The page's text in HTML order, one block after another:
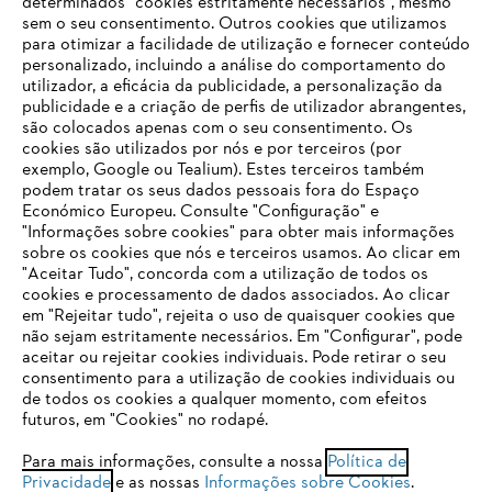
Empresa
FAQs Loja Online
Contacto
Condições gerais de venda Proteção de Dados
O SEU NAVEGADOR NÃO SUPORTA
ESTE WEBSITE
Está utilizar um navegador que ainda não suportamos. Para
obter o melhor uso de nosso site, recomendamos que altere
para um dos seguintes navegadores:
sem o seu consentimento. Outros cookies que utilizamos
para otimizar a facilidade de utilização e fornecer conteúdo
personalizado, incluindo a análise do comportamento do
utilizador, a eficácia da publicidade, a personalização da
publicidade e a criação de perfis de utilizador abrangentes,
são colocados apenas com o seu consentimento. Os
cookies são utilizados por nós e por terceiros (por
exemplo, Google ou Tealium). Estes terceiros também
podem tratar os seus dados pessoais fora do Espaço
Económico Europeu. Consulte "Configuração" e
"Informações sobre cookies" para obter mais informações
sobre os cookies que nós e terceiros usamos. Ao clicar em
"Aceitar Tudo", concorda com a utilização de todos os
cookies e processamento de dados associados. Ao clicar
em "Rejeitar tudo", rejeita o uso de quaisquer cookies que
não sejam estritamente necessários. Em "Configurar", pode
aceitar ou rejeitar cookies individuais. Pode retirar o seu
consentimento para a utilização de cookies individuais ou
de todos os cookies a qualquer momento, com efeitos
futuros, em "Cookies" no rodapé.
Para mais informações, consulte a nossa Política de
Privacidadee as nossas Informações sobre Cookies.